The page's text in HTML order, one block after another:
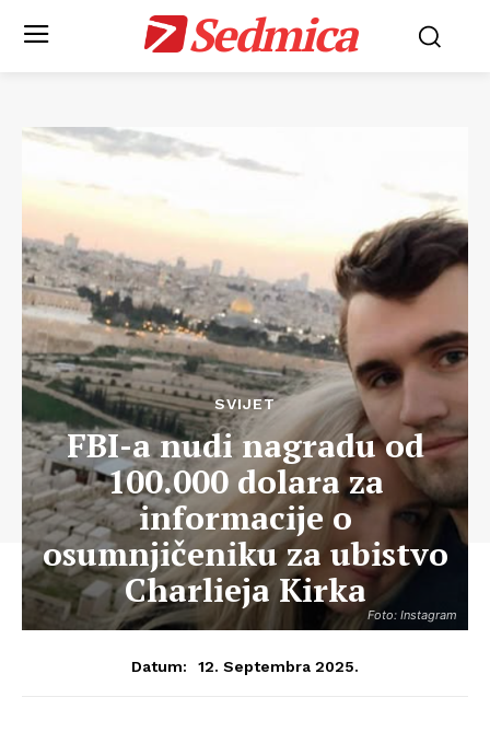
Sedmica
Foto: Instagram
SVIJET
FBI-a nudi nagradu od
100.000 dolara za
informacije o
osumnjičeniku za ubistvo
Charlieja Kirka
Datum: 12. Septembra 2025.